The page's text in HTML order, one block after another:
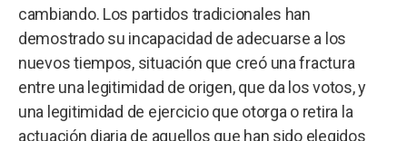
cambiando. Los partidos tradicionales han
demostrado su incapacidad de adecuarse a los
nuevos tiempos, situación que creó una fractura
entre una legitimidad de origen, que da los votos, y
una legitimidad de ejercicio que otorga o retira la
actuación diaria de aquellos que han sido elegidos